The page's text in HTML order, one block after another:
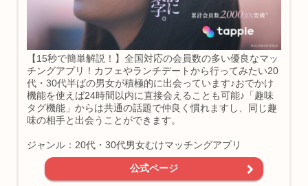
【15秒で簡単解説！】全国対応の会員数の多い優良なマッ
チングアプリ！カフェやランチデートから行ってみたい20
代・30代半ばの男女が積極的に出会っています♪おでかけ
機能を使えば24時間以内に直接会えることも可能♪「趣味
タグ機能」からは共通の話題で仲良く慣れますし、同じ趣
味の相手と出会うことができます。
ジャンル：20代・30代男女むけマッチングアプリ
公式ページ